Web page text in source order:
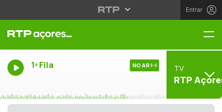
Entrar
1ª Fila NO AR TV
RTP